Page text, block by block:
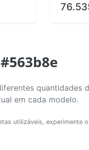
quantidades
em cada modelo.
utilizáveis, experimente o